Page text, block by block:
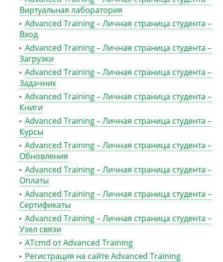
Виртуальная лаборатория
Advanced Training – Личная страница студента –
Вход
Advanced Training – Личная страница студента –
Загрузки
Advanced Training – Личная страница студента –
Задачник
Advanced Training – Личная страница студента –
Книги
Advanced Training – Личная страница студента –
Курсы
Advanced Training – Личная страница студента –
Обновления
Advanced Training – Личная страница студента –
Оплаты
Advanced Training – Личная страница студента –
Сертификаты
Advanced Training – Личная страница студента –
Узел связи
ATcmd от Advanced Training
Регистрация на сайте Advanced Training